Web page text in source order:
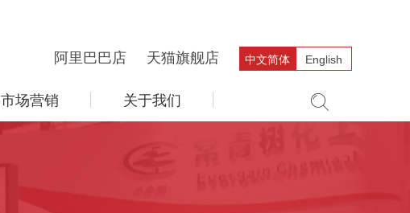
阿里巴巴店 天猫旗舰店 中文简体 English
市场营销 关于我们